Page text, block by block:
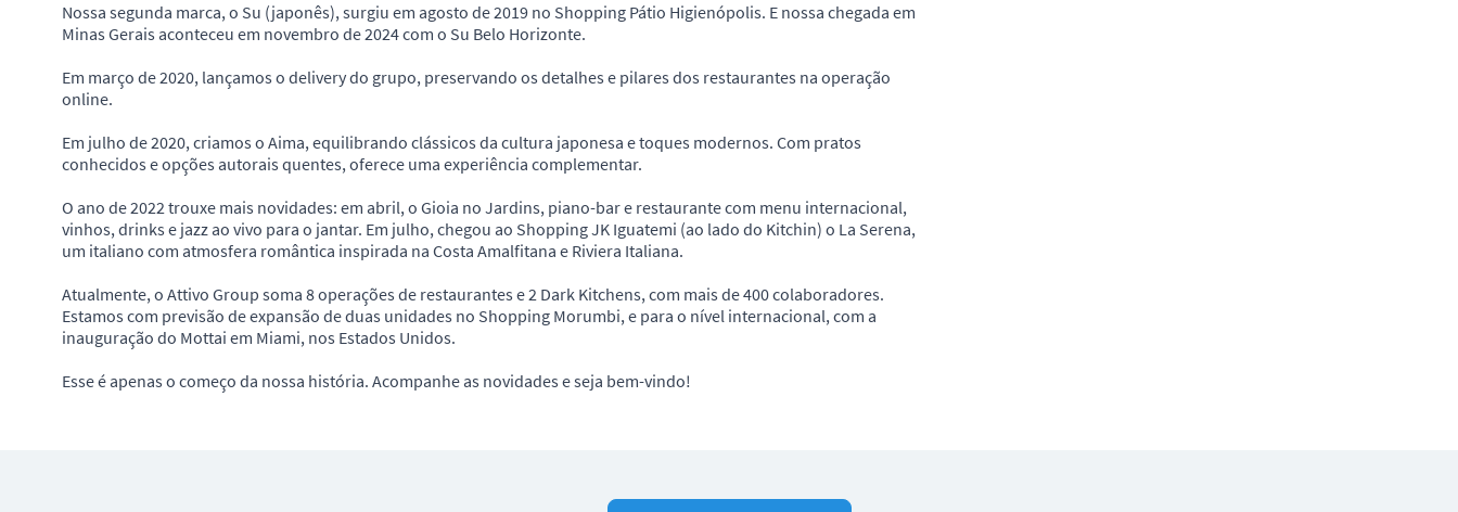
Nossa segunda marca, o Su (japonês), surgiu em agosto de 2019 no Shopping Pátio Higienópolis. E nossa chegada em
Minas Gerais aconteceu em novembro de 2024 com o Su Belo Horizonte.
Em março de 2020, lançamos o delivery do grupo, preservando os detalhes e pilares dos restaurantes na operação
online.
Em julho de 2020, criamos o Aima, equilibrando clássicos da cultura japonesa e toques modernos. Com pratos
conhecidos e opções autorais quentes, oferece uma experiência complementar.
O ano de 2022 trouxe mais novidades: em abril, o Gioia no Jardins, piano-bar e restaurante com menu internacional,
vinhos, drinks e jazz ao vivo para o jantar. Em julho, chegou ao Shopping JK Iguatemi (ao lado do Kitchin) o La Serena,
um italiano com atmosfera romântica inspirada na Costa Amalfitana e Riviera Italiana.
Atualmente, o Attivo Group soma 8 operações de restaurantes e 2 Dark Kitchens, com mais de 400 colaboradores.
Estamos com previsão de expansão de duas unidades no Shopping Morumbi, e para o nível internacional, com a
inauguração do Mottai em Miami, nos Estados Unidos.
Esse é apenas o começo da nossa história. Acompanhe as novidades e seja bem-vindo!